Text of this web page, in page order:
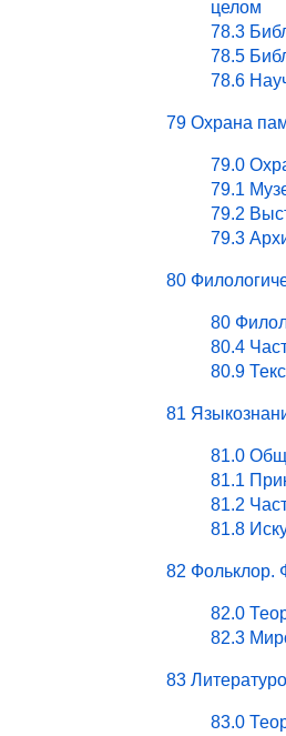
целом
78.3
78.5
78.6
79 Охрана
79.0
79.1
79.2
79.3
80
80
80.4
80.9
81
81.0
81.1
81.2
81.8
82 Фольклор.
82.0
82.3
83
83.0